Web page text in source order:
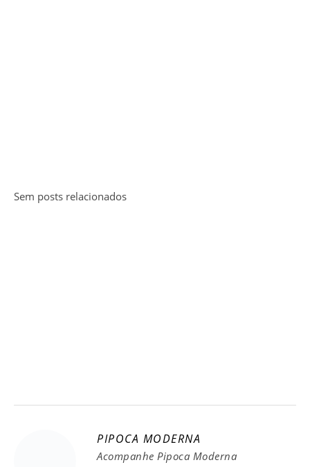
Sem posts relacionados
PIPOCA MODERNA
Acompanhe Pipoca Moderna